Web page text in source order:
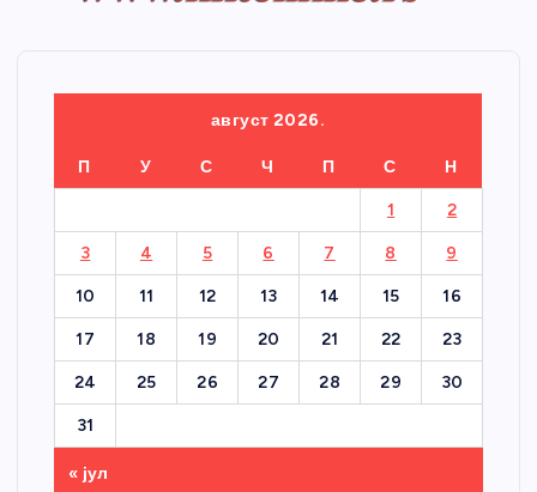
август 2026.
П У С Ч П С Н
1 2
3 4 5 6 7 8 9
10 11 12 13 14 15 16
17 18 19 20 21 22 23
24 25 26 27 28 29 30
31
« јул